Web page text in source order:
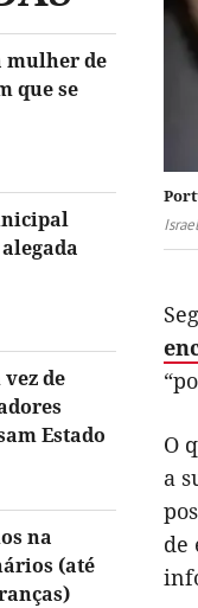
mulher de
que se
de
Estado
na
(até
O
a
de